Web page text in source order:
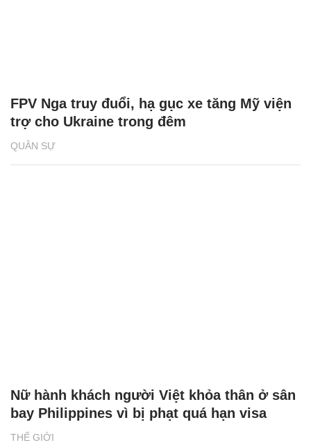
QUÂN SỰ
FPV Nga truy đuổi, hạ gục xe tăng Mỹ viện
trợ cho Ukraine trong đêm
THẾ GIỚI
Nữ hành khách người Việt khỏa thân ở sân
bay Philippines vì bị phạt quá hạn visa